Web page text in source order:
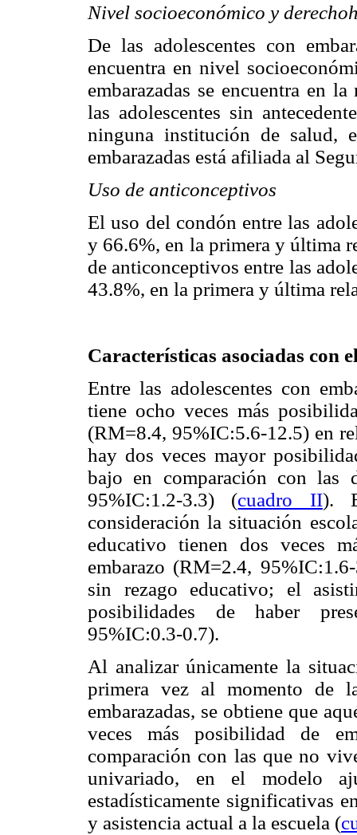
Nivel socioeconómico y
De las adolescentes con
encuentra en nivel
embarazadas se encuentra en
las adolescentes sin
ninguna institución de salud,
embarazadas está afiliada al
Uso de anticonceptivos
El uso del condón entre las
y 66.6%, en la primera y última
de anticonceptivos entre las
43.8%, en la primera y última
Características asociadas con
Entre las adolescentes con
tiene ocho veces más
(RM=8.4, 95%IC:5.6-12.5) en
hay dos veces mayor
bajo en comparación con las
95%IC:1.2-3.3) (cuadro II).
consideración la situación
educativo tienen dos veces
embarazo (RM=2.4,
sin rezago educativo; el
posibilidades de haber
95%IC:0.3-0.7).
Al analizar únicamente la
primera vez al momento de
embarazadas, se obtiene que
veces más posibilidad de
comparación con las que no
univariado, en el modelo
estadísticamente significativas
y asistencia actual a la escuela (